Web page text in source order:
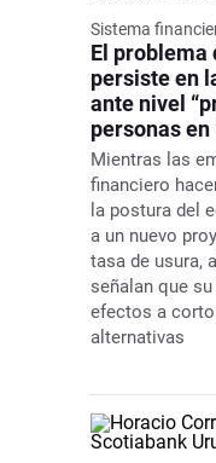
Sistema
El problema
persiste en
ante nivel
personas en
Mientras las
financiero
la postura del
a un nuevo
tasa de usura,
señalan que
efectos a
alternativas